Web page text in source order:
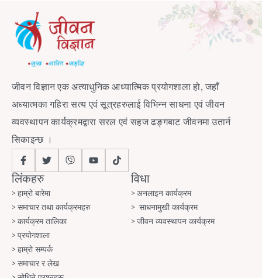
जीवन विज्ञान एक अत्याधुनिक आध्यात्मिक प्रयोगशाला हो, जहाँ
अध्यात्मका गहिरा सत्य एवं सूत्रहरुलाई विभिन्न साधना एवं जीवन
व्यवस्थापन कार्यक्रमद्वारा सरल एवं सहज ढङ्गबाट जीवनमा उतार्न
सिकाइन्छ ।
लिंकहरु
हाम्रो बारेमा
समाचार तथा कार्यक्रमहरु
कार्यक्रम तालिका
प्रयोगशाला
हाम्रो सम्पर्क
समाचार र लेख
विधा
अनलाइन कार्यक्रम
साधनामुखी कार्यक्रम
जीवन व्यवस्थापन कार्यक्रम